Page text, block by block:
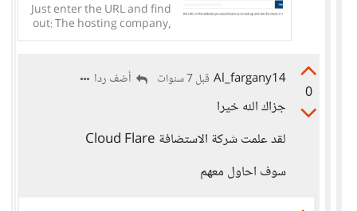
Just enter the URL and find
out: The hosting company,
IP, Datacenter, Location
website. And check our
other tools for web...
0
Al_fargany14 قبل 7 سنوات أضف ردا
جزاك الله خيرا
لقد علمت شركة الاستضافة Cloud Flare
سوف احاول معهم